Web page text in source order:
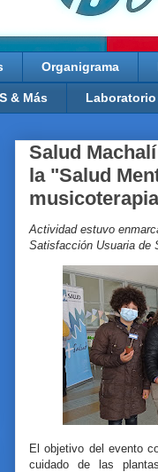
Organigrama
& Más Laboratorio
Salud
la "Salud
Actividad estuvo
Satisfacción Usuaria de
El objetivo del evento
cuidado de las